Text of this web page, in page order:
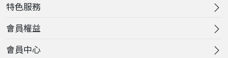
特色服務
會員權益
會員中心